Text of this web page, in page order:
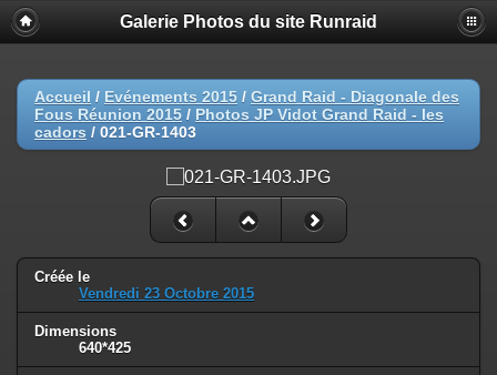
Galerie Photos du site Runraid
Accueil / Evénements 2015 / Grand Raid - Diagonale des
Fous Réunion 2015 / Photos JP Vidot Grand Raid - les
cadors / 021-GR-1403
Créée le
Vendredi 23 Octobre 2015
Dimensions
640*425